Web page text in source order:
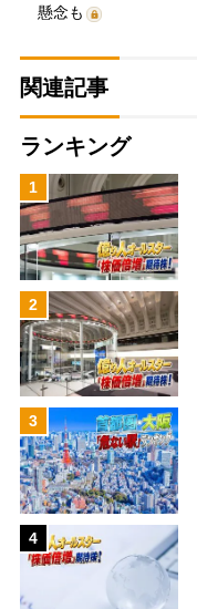
懸念も
関連記事
ランキング
1
2
3
4